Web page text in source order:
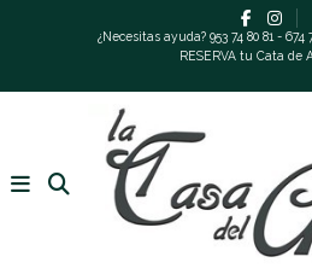
¿Necesitas ayuda? 953 74 80 81 - 674
RESERVA tu Cata de